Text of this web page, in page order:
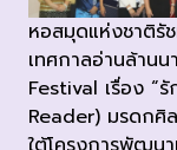
หอสมุดแห่งชาติรั
เทศกาลอ่านล้าน
Festival เรื่อง “
Reader) มรดกศิ